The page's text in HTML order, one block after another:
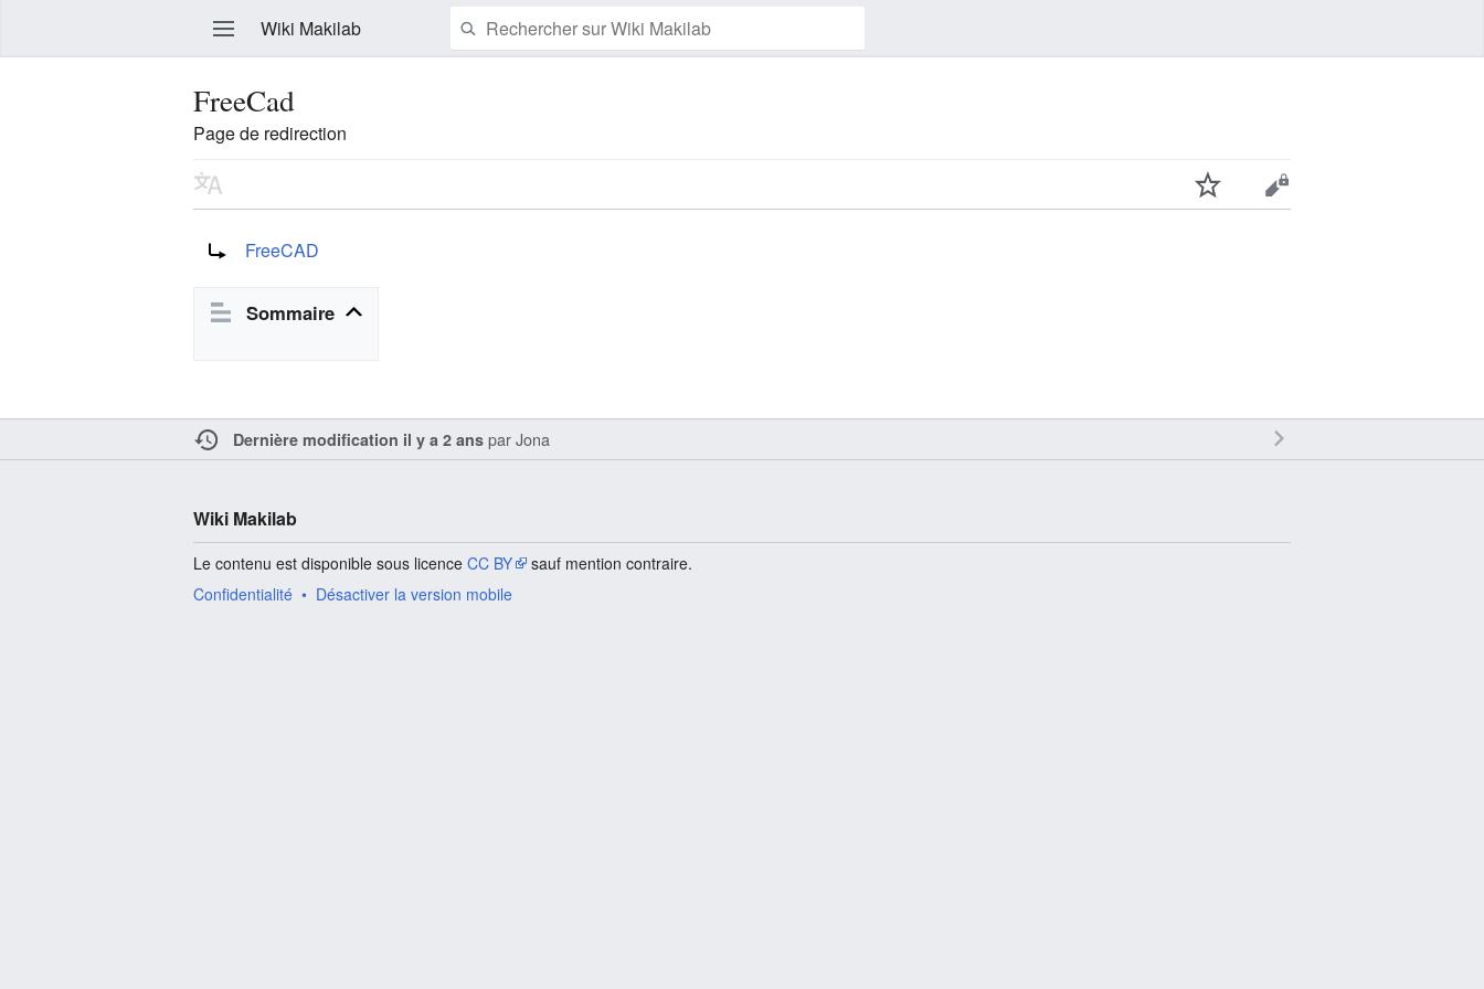
Wiki Makilab
Modifier
FreeCad
Page de redirection
FreeCAD
Sommaire
Dernière modification il y a 2 ans parJona
Wiki Makilab
Le contenu est disponible sous licenceCC BY
sauf mention contraire.
Confidentialité
Désactiver la version mobile